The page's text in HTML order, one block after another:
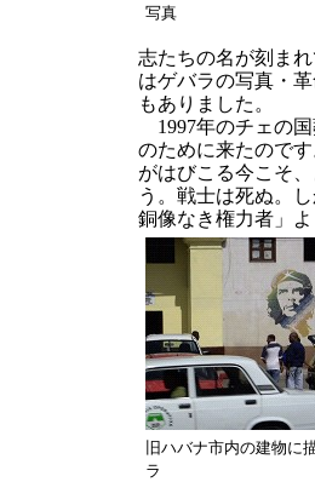
写真
志たちの名が刻ま
はゲバラの写真・
もありました。
1997年のチェの国
のために来たので
がはびこる今こそ
う。戦士は死ぬ。
銅像なき権力者」よ
旧ハバナ市内の建物に
ラ